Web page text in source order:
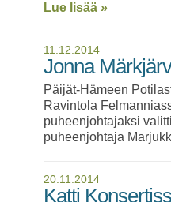
Lue lisää »
11.12.2014
Jonna
Päijät-Hämeen
Ravintola
puheenjohtajaksi
puheenjohtaja
20.11.2014
Katti